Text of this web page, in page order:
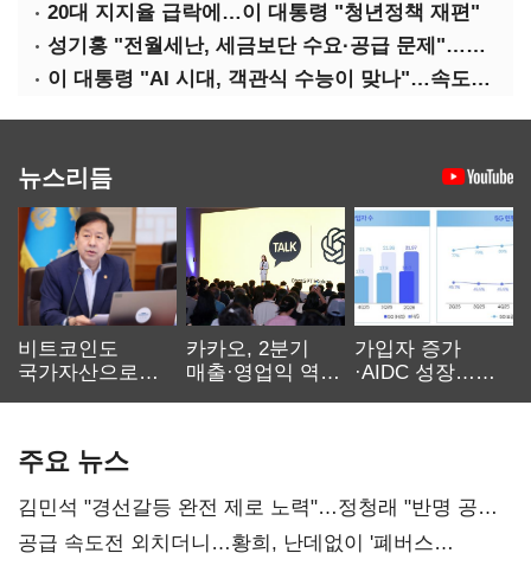
20대 지지율 급락에…이 대통령 "청년정책 재편"
성기홍 "전월세난, 세금보단 수요·공급 문제"…닥공 시사
이 대통령 "AI 시대, 객관식 수능이 맞나"…속도전 '경계'
뉴스리듬
비트코인도
국가자산으로…'
카카오, 2분기
매출·영업익 역대
가입자 증가
·AIDC 성장…
주요 뉴스
김민석 "경선갈등 완전 제로 노력"…정청래 "반명 공세
사과부터"
공급 속도전 외치더니…황희, 난데없이 '폐버스